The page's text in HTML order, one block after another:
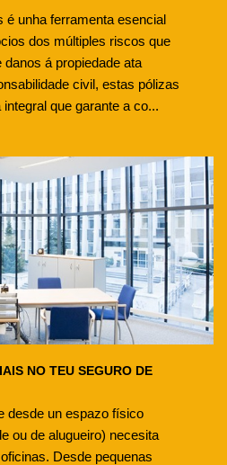
é unha ferramenta esencial
dos múltiples riscos que
danos á propiedade ata
civil, estas pólizas
que garante a co...
NO TEU SEGURO DE
desde un espazo físico
ou de alugueiro) necesita
Desde pequenas